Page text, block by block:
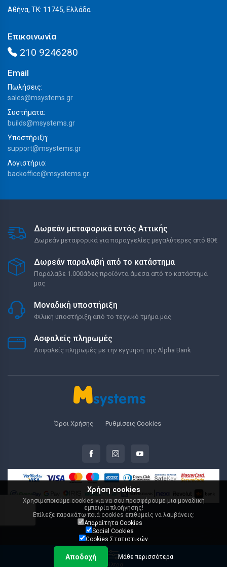
Φίλτρα
Αθήνα, ΤΚ: 11745, Ελλάδα
Επικοινωνία
210 9246280
Email
Πωλήσεις:
sales@msystems.gr
Συστήματα:
builds@msystems.gr
Υποστήριξη:
support@msystems.gr
Λογιστήριο:
backoffice@msystems.gr
Δωρεάν μεταφορικά εντός Αττικής
Δωρεάν μεταφορικά για παραγγελίες μεγαλύτερες από 80€
Δωρεάν παραλαβή από το κατάστημα
Παράλαβε 1.000άδες προϊόντα άμεσα από το κατάστημά
μας
Μοναδική υποστήριξη
Φιλική υποστήριξη από το τεχνικό τμήμα μας
Ασφαλείς πληρωμές
Ασφαλείς πληρωμές με την εγγύηση της Alpha Bank
Όροι Χρήσης Ρυθμίσεις Cookies
© 2000-2026 Msystems.gr
Χρήση cookies
Χρησιμοποιούμε cookies για να σου προσφέρουμε μια μοναδική
εμπειρία πλοήγησης!
Επίλεξε παρακάτω ποιά cookies επιθυμείς να λαμβάνεις:
Απαραίτητα Cookies
Social Cookies
Cookies Στατιστικών
Αποδοχή Μάθε περισσότερα